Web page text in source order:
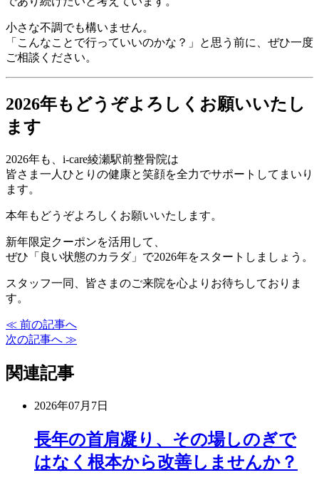
小さな不調でも構いません。
「こんなことで行っていいのかな？」と思う前に、ぜひ一度
ご相談ください。
2026年もどうぞよろしくお願いいたし
ます
2026年も、i-care綾瀬駅前整骨院は
皆さま一人ひとりの健康と笑顔を全力でサポートしてまいり
ます。
本年もどうぞよろしくお願いいたします。
新年限定クーポンを活用して、
ぜひ「良い状態のカラダ」で2026年をスタートしましょう。
スタッフ一同、皆さまのご来院を心よりお待ちしておりま
す。
≪ 前の記事へ
次の記事へ ≫
関連記事
2026年07月7日
長年の首肩凝り、その場しのぎで
はなく根本から改善しませんか？